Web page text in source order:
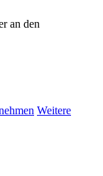
an den
Weitere